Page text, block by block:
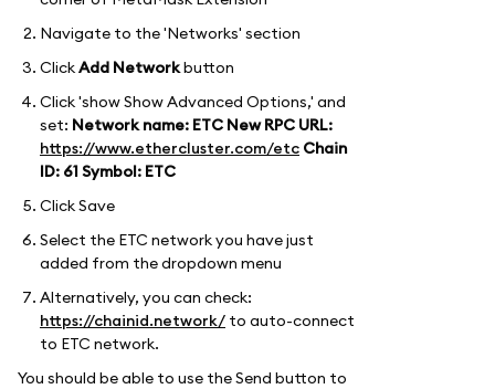
Navigate to the 'Networks' section
ClickAdd Networkbutton
Click 'show Show Advanced Options,' and
set: Network name: ETC New RPC URL:
https://www.ethercluster.com/etc Chain
ID: 61Symbol: ETC
Click Save
Select the ETC network you have just
added from the dropdown menu
Alternatively, you can check:
https://chainid.network/ to auto-connect
to ETC network.
You should be able to use the Send button to